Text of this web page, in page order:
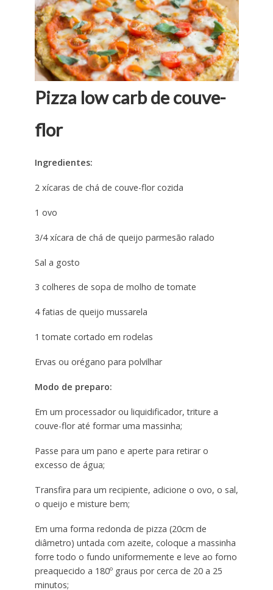
Pizza low carb de couve-
flor
Ingredientes:
2 xícaras de chá de couve-flor cozida
1 ovo
3/4 xícara de chá de queijo parmesão ralado
Sal a gosto
3 colheres de sopa de molho de tomate
4 fatias de queijo mussarela
1 tomate cortado em rodelas
Ervas ou orégano para polvilhar
Modo de preparo:
Em um processador ou liquidificador, triture a
couve-flor até formar uma massinha;
Passe para um pano e aperte para retirar o
excesso de água;
Transfira para um recipiente, adicione o ovo, o sal,
o queijo e misture bem;
Em uma forma redonda de pizza (20cm de
diâmetro) untada com azeite, coloque a massinha
forre todo o fundo uniformemente e leve ao forno
preaquecido a 180º graus por cerca de 20 a 25
minutos;